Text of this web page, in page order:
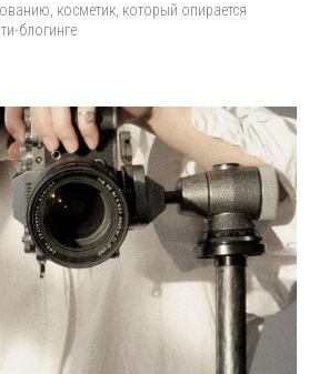
косметик, который опирается
блогинге